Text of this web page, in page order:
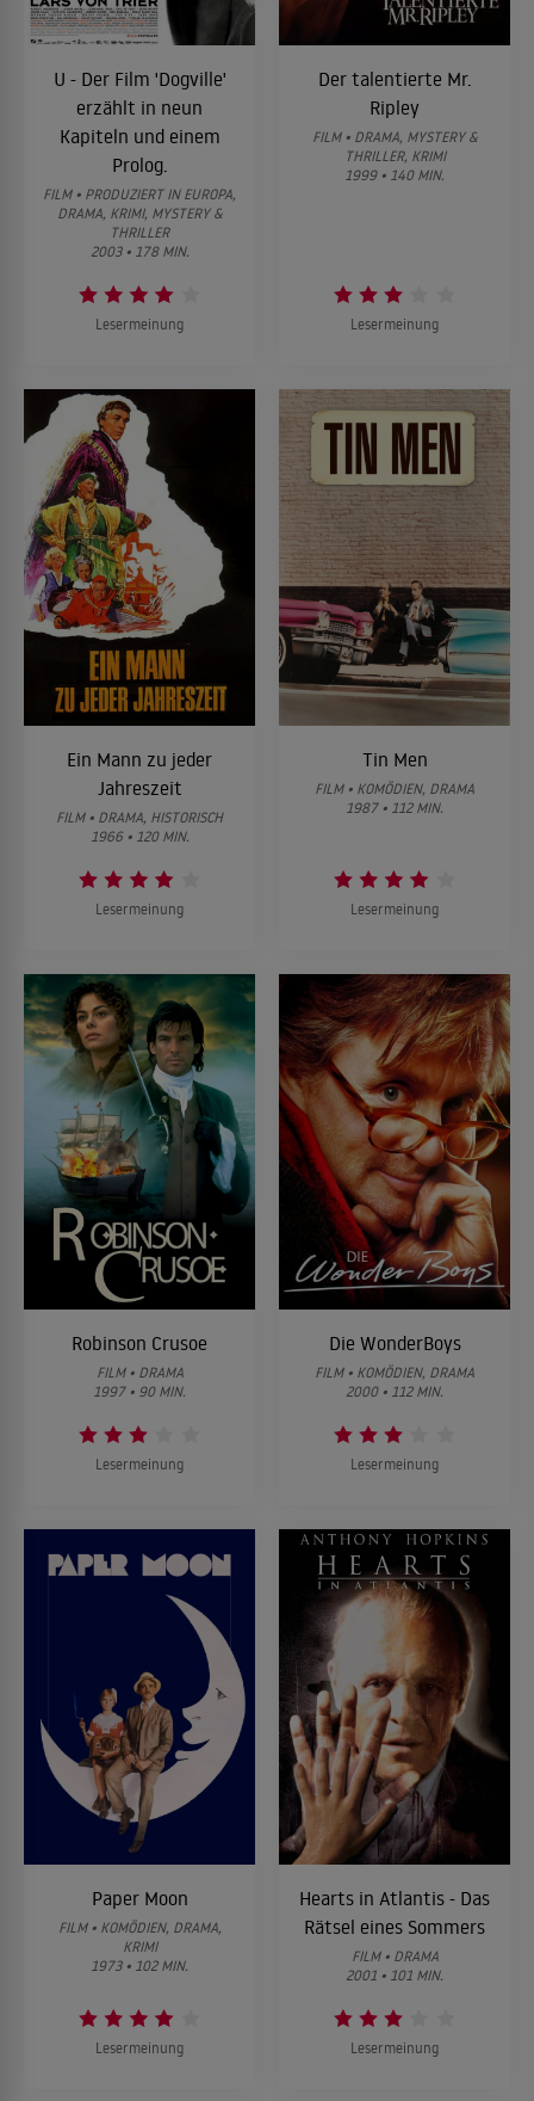
U - Der Film 'Dogville'
erzählt in neun
Kapiteln und einem
Prolog.
FILM • PRODUZIERT IN EUROPA,
DRAMA, KRIMI, MYSTERY &
THRILLER
2003 • 178 MIN.
Lesermeinung
Der talentierte Mr.
Ripley
FILM • DRAMA, MYSTERY &
THRILLER, KRIMI
1999 • 140 MIN.
Lesermeinung
Ein Mann zu jeder
Jahreszeit
FILM • DRAMA, HISTORISCH
1966 • 120 MIN.
Lesermeinung
Tin Men
FILM • KOMÖDIEN, DRAMA
1987 • 112 MIN.
Lesermeinung
Robinson Crusoe
FILM • DRAMA
1997 • 90 MIN.
Lesermeinung
Die WonderBoys
FILM • KOMÖDIEN, DRAMA
2000 • 112 MIN.
Lesermeinung
Paper Moon
FILM • KOMÖDIEN, DRAMA,
KRIMI
1973 • 102 MIN.
Lesermeinung
Hearts in Atlantis - Das
Rätsel eines Sommers
FILM • DRAMA
2001 • 101 MIN.
Lesermeinung